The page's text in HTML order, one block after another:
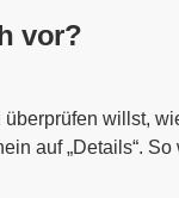
vor?
willst,
auf „Details“. So